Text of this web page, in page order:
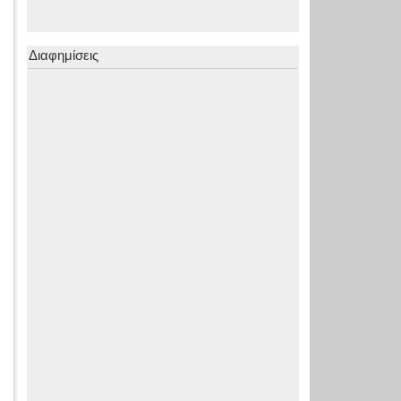
Διαφημίσεις